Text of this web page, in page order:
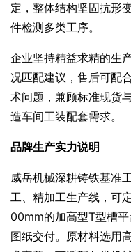
定，整体结构坚固抗形
件检测多类工序。
企业坚持精益求精的生
况匹配建议，售后可配
术问题，兼顾标准现货
造车间工装配套需求。
品牌生产实力说明
威岳机械深耕铸铁基准
工、精加工生产线，可
00mm的加高型T型槽
图纸交付。原材料选用